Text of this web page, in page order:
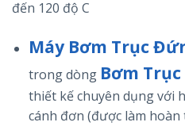
đến 120 độ C
Máy Bơm Trục
trong dòng Bơm
thiết kế chuyên dụng với
cánh đơn (được làm